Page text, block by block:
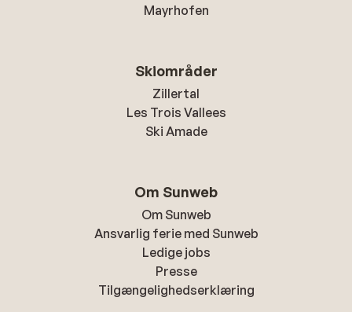
Mayrhofen
Skiområder
Zillertal
Les Trois Vallees
Ski Amade
Om Sunweb
Om Sunweb
Ansvarlig ferie med Sunweb
Ledige jobs
Presse
Tilgængelighedserklæring